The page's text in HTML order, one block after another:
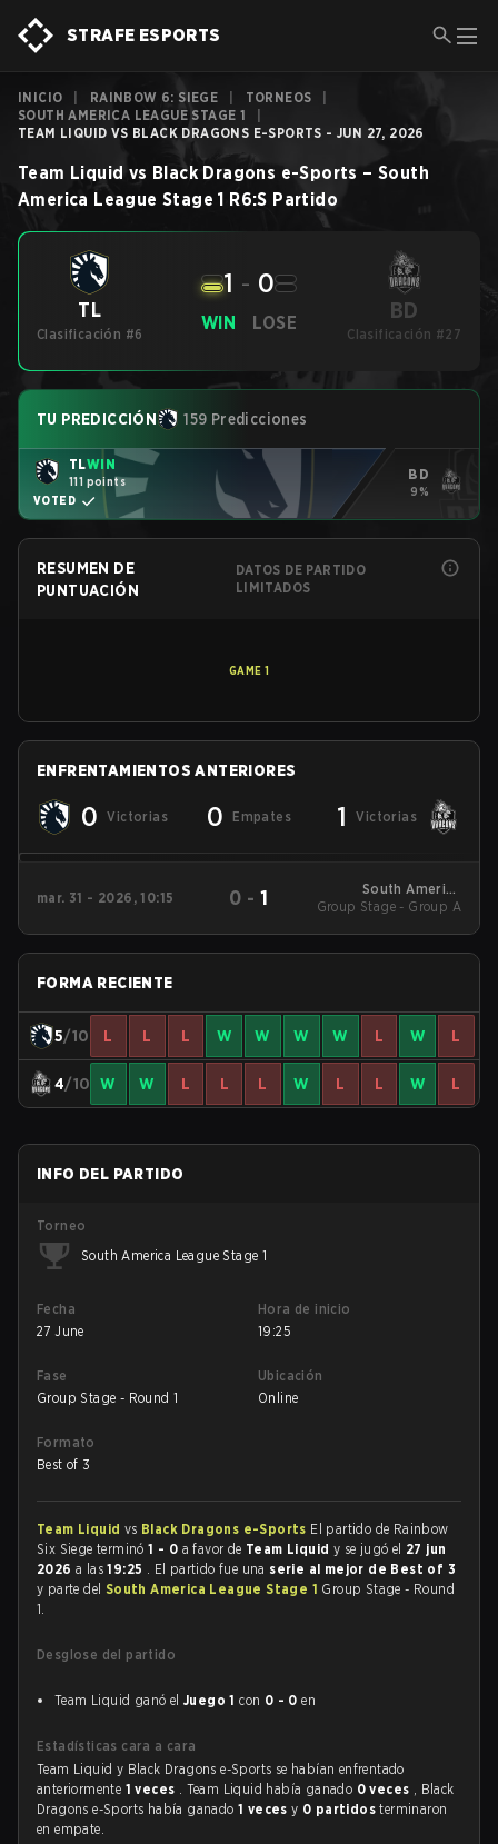
STRAFE ESPORTS
INICIO RAINBOW 6: SIEGE TORNEOS
SOUTH AMERICA LEAGUE STAGE 1
TEAM LIQUID VS BLACK DRAGONS E-SPORTS - JUN 27, 2026
Team Liquid vs Black Dragons e-Sports –South
America League Stage 1 R6:S Partido
TL
Clasificación #6
WIN
1 - 0
LOSE BD
Clasificación #27
TU PREDICCIÓN 159 Predicciones
TLWIN
111 points
VOTED
BD
9%
RESUMEN DE
PUNTUACIÓN
DATOS DE PARTIDO
LIMITADOS
GAME 1
ENFRENTAMIENTOS ANTERIORES
0 Victorias 0 Empates 1 Victorias
mar. 31 - 2026, 10:15 0 -1
South America
League - South
Group Stage - Group A
FORMA RECIENTE
5/10 L L L W W W W L W L
4/10 W W L L L W L L W L
INFO DEL PARTIDO
Torneo
South America League Stage 1
Fecha
27 June
Hora de inicio
19:25
Fase
Group Stage - Round 1
Ubicación
Online
Formato
Best of 3
Team Liquid vs Black Dragons e-Sports El partido de Rainbow
Six Siege terminó1 - 0 a favor de Team Liquid y se jugó el 27 jun
2026 a las19:25 . El partido fue una serie al mejor de Best of 3
y parte del South America League Stage 1 Group Stage - Round
1.
Desglose del partido
Team Liquid ganó el Juego 1 con 0 - 0 en
Estadísticas cara a cara
Team Liquid y Black Dragons e-Sports se habían enfrentado
anteriormente 1 veces . Team Liquid había ganado 0 veces , Black
Dragons e-Sports había ganado 1 vecesy 0 partidosterminaron
en empate.